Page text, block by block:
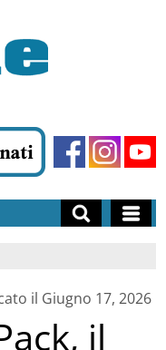
il Giugno 17, 2026
il